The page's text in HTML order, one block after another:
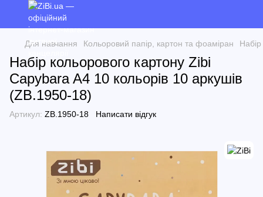
Для навчання Кольоровий папір, картон та фоаміран
Набір кольорового картону Zibi
Capybara A4 10 кольорів 10 аркушів
(ZB.1950-18)
Артикул: ZB.1950-18 Написати відгук